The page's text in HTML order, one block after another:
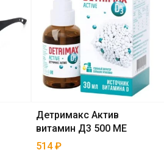
Детримакс Актив
витамин Д3 500 МЕ
514₽